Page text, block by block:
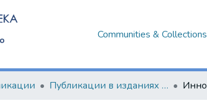
Communities & Collections
Публикации в изданиях Республики Беларусь